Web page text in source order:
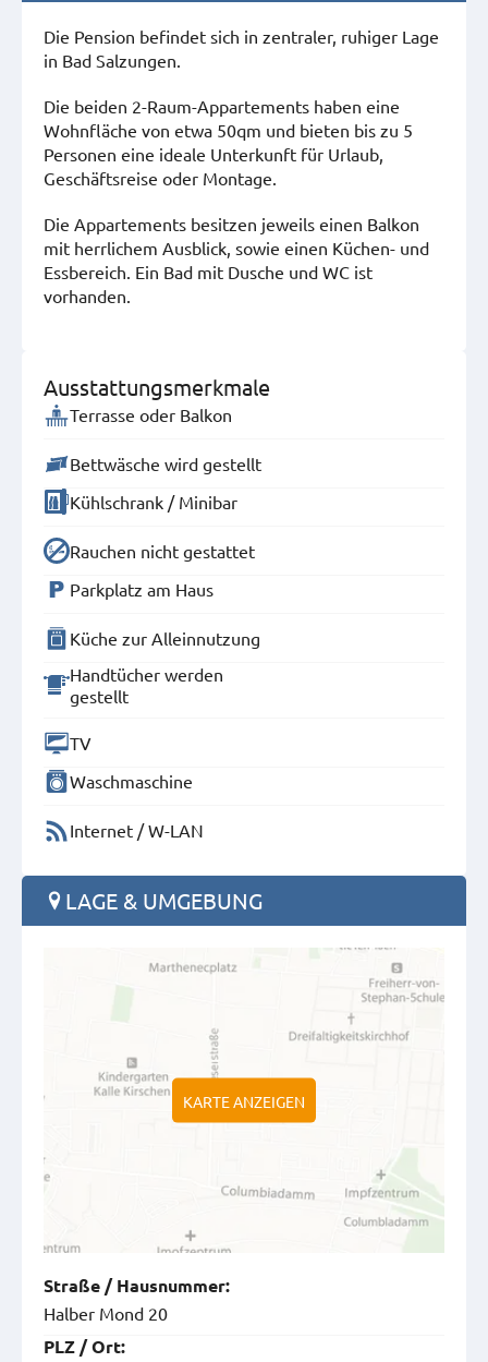
Die Pension befindet sich in zentraler, ruhiger Lage
in Bad Salzungen.
Die beiden 2-Raum-Appartements haben eine
Wohnfläche von etwa 50qm und bieten bis zu 5
Personen eine ideale Unterkunft für Urlaub,
Geschäftsreise oder Montage.
Die Appartements besitzen jeweils einen Balkon
mit herrlichem Ausblick, sowie einen Küchen- und
Essbereich. Ein Bad mit Dusche und WC ist
vorhanden.
Ausstattungsmerkmale
Terrasse oder Balkon
Bettwäsche wird gestellt
Kühlschrank / Minibar
Rauchen nicht gestattet
Parkplatz am Haus
Küche zur Alleinnutzung
Handtücher werden
gestellt
TV
Waschmaschine
Internet / W-LAN
LAGE & UMGEBUNG
KARTE ANZEIGEN
Straße / Hausnummer:
Halber Mond 20
PLZ / Ort: